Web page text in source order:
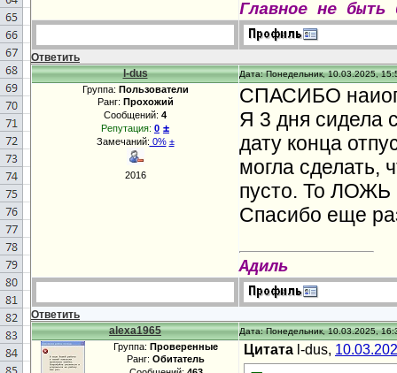
Главное не быть
Ответить
l-dus
Дата: Понедельник, 10.03.2025,
Группа: Пользователи
Ранг: Прохожий
Сообщений: 4
Репутация: 0 ±
Замечаний: 0% ±
2016
СПАСИБО
Я 3 дня сидела
дату конца
могла сделать,
пусто. То ЛОЖЬ
Спасибо еще
Адиль
Ответить
alexa1965
Дата: Понедельник, 10.03.2025,
Группа: Проверенные
Ранг: Обитатель
Цитата l-dus,